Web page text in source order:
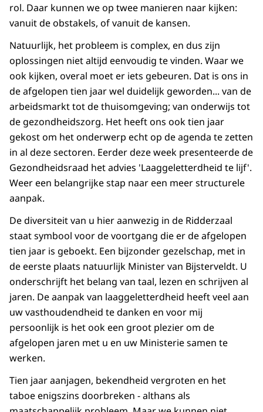
rol. Daar kunnen we op twee manieren naar kijken:
vanuit de obstakels, of vanuit de kansen.
Natuurlijk, het probleem is complex, en dus zijn
oplossingen niet altijd eenvoudig te vinden. Waar we
ook kijken, overal moet er iets gebeuren. Dat is ons in
de afgelopen tien jaar wel duidelijk geworden... van de
arbeidsmarkt tot de thuisomgeving; van onderwijs tot
de gezondheidszorg. Het heeft ons ook tien jaar
gekost om het onderwerp echt op de agenda te zetten
in al deze sectoren. Eerder deze week presenteerde de
Gezondheidsraad het advies 'Laaggeletterdheid te lijf'.
Weer een belangrijke stap naar een meer structurele
aanpak.
De diversiteit van u hier aanwezig in de Ridderzaal
staat symbool voor de voortgang die er de afgelopen
tien jaar is geboekt. Een bijzonder gezelschap, met in
de eerste plaats natuurlijk Minister van Bijsterveldt. U
onderschrijft het belang van taal, lezen en schrijven al
jaren. De aanpak van laaggeletterdheid heeft veel aan
uw vasthoudendheid te danken en voor mij
persoonlijk is het ook een groot plezier om de
afgelopen jaren met u en uw Ministerie samen te
werken.
Tien jaar aanjagen, bekendheid vergroten en het
taboe enigszins doorbreken - althans als